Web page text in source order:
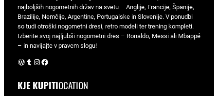
najboljših nogometnih držav na svetu – Anglije, Francije, Španije,
Brazilije, Nemčije, Argentine, Portugalske in Slovenije. V ponudbi
so tudi otroški nogometni dresi, retro modeli ter trening kompleti.
Izberite svoj najljubši nogometni dres – Ronaldo, Messi ali Mbappé
– in navijajte v pravem slogu!
WordPress Instagram Facebook
KJE KUPITIOCATION